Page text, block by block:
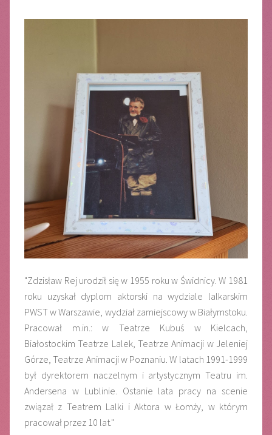
"Zdzisław Rej urodził się w 1955 roku w Świdnicy. W 1981
roku uzyskał dyplom aktorski na wydziale lalkarskim
PWST w Warszawie, wydział zamiejscowy w Białymstoku.
Pracował m.in.: w Teatrze Kubuś w Kielcach,
Białostockim Teatrze Lalek, Teatrze Animacji w Jeleniej
Górze, Teatrze Animacji w Poznaniu. W latach 1991-1999
był dyrektorem naczelnym i artystycznym Teatru im.
Andersena w Lublinie. Ostanie lata pracy na scenie
związał z Teatrem Lalki i Aktora w Łomży, w którym
pracował przez 10 lat."